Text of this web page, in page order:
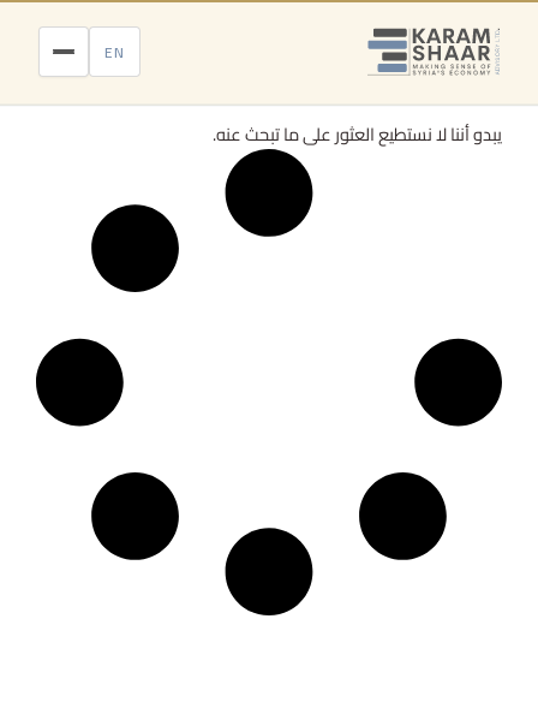
تخطي
المحتوى
EN
يبدو أننا لا نستطيع العثور على ما تبحث عنه.